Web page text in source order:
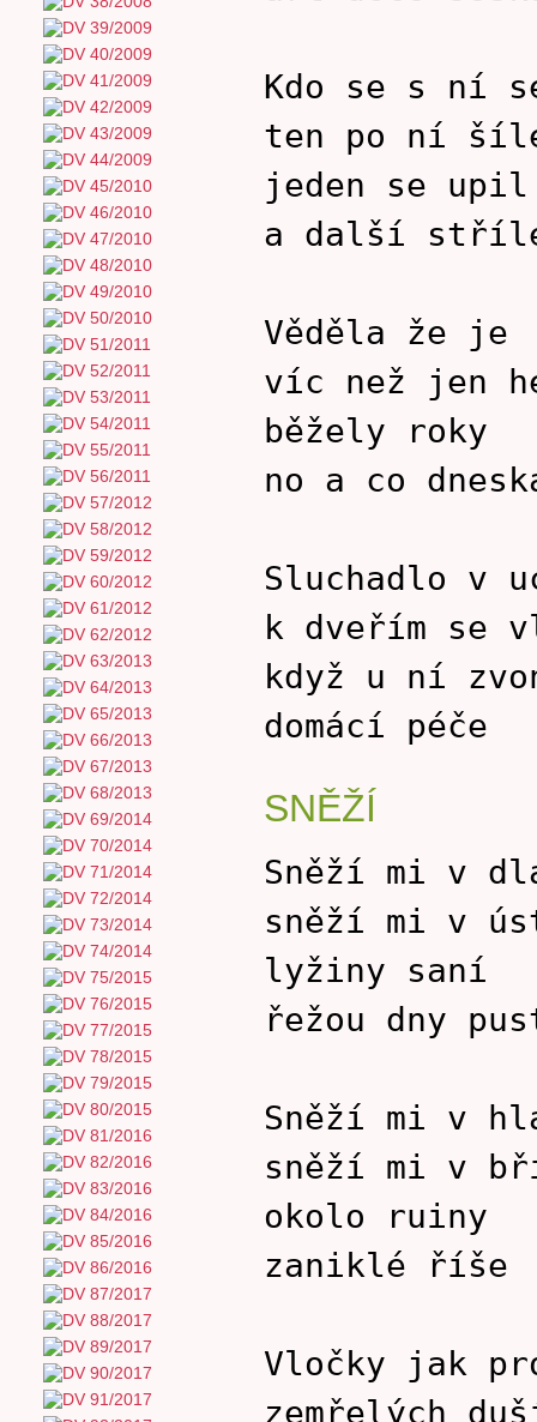
Kdo se s ní
ten po ní
jeden se upil
a další
Věděla že je
víc než jen
běžely roky
no a co
Sluchadlo v
k dveřím se
když u ní
domácí péče
SNĚŽÍ
Sněží mi v
sněží mi v
lyžiny saní
řežou dny
Sněží mi v
sněží mi v
okolo ruiny
zaniklé říše
Vločky jak
zemřelých